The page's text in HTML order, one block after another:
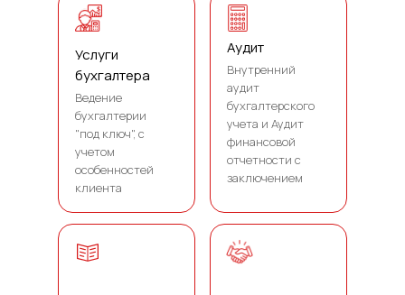
Услуги
бухгалтера
Аудит
Ведение
бухгалтерии
"под ключ", с
учетом
особенностей
клиента
Внутренний
аудит
бухгалтерского
учета и Аудит
финансовой
отчетности с
заключением